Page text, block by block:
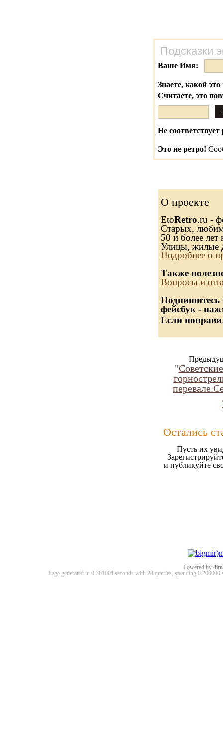
Подсказки
Ваше Имя:
Знаете, какой это
Считаете, это
Не соответствует
Это не ретро!
О проекте
EtoRetro.ru -
Старых,
50 и более лет
Улицы, жилые
Подробнее о
Также
Вопросы и
Подпишитесь
фейсбук -
Если
"
Остались
Пусть их
и публикуйте
Powered by
Page generated in 0.361004 seconds with 28 queries, spending